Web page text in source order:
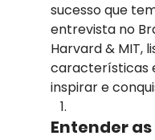
sucesso que
entrevista no
Harvard & MIT,
características
inspirar e
Entender